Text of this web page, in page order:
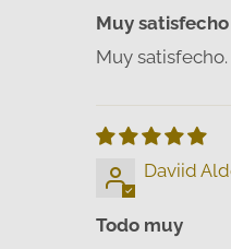
Muy satisfecho
Muy satisfecho.
Daviid
Todo muy